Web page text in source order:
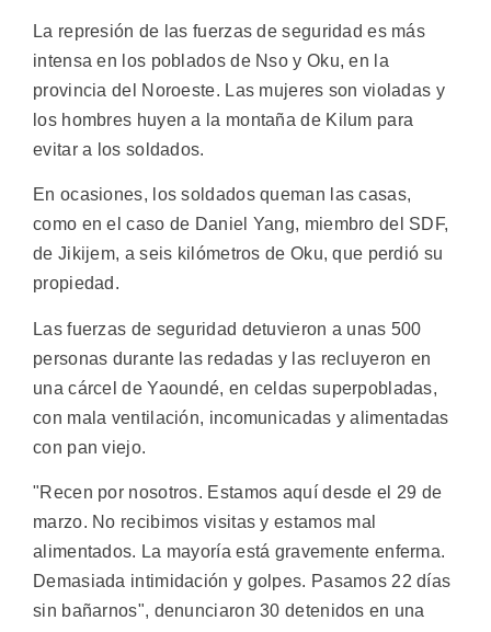
La represión de las fuerzas de seguridad es más
intensa en los poblados de Nso y Oku, en la
provincia del Noroeste. Las mujeres son violadas y
los hombres huyen a la montaña de Kilum para
evitar a los soldados.
En ocasiones, los soldados queman las casas,
como en el caso de Daniel Yang, miembro del SDF,
de Jikijem, a seis kilómetros de Oku, que perdió su
propiedad.
Las fuerzas de seguridad detuvieron a unas 500
personas durante las redadas y las recluyeron en
una cárcel de Yaoundé, en celdas superpobladas,
con mala ventilación, incomunicadas y alimentadas
con pan viejo.
"Recen por nosotros. Estamos aquí desde el 29 de
marzo. No recibimos visitas y estamos mal
alimentados. La mayoría está gravemente enferma.
Demasiada intimidación y golpes. Pasamos 22 días
sin bañarnos", denunciaron 30 detenidos en una